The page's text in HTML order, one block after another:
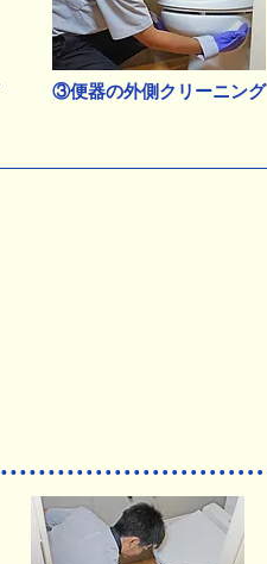
③便器の外側クリーニング